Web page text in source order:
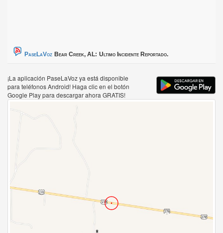
PaseLaVoz Bear Creek, AL: Ultimo Incidente Reportado.
¡La aplicación PaseLaVoz ya está disponible
para teléfonos Android! Haga clic en el botón
Google Play para descargar ahora GRATIS!